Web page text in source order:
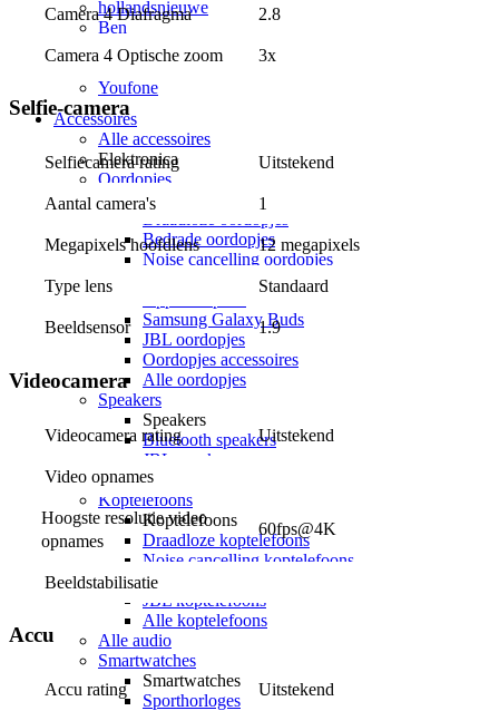
hollandsnieuwe
Ben
Lebara
50+ Mobiel
Youfone
Accessoires
Alle accessoires
Elektronica
Oordopjes
Oordopjes
Bedrade oordopjes
Noise cancelling oordopjes
Samsung Galaxy Buds
JBL oordopjes
Oordopjes accessoires
Alle oordopjes
Speakers
Speakers
Bluetooth speakers
JBL speakers
Alle speakers
Koptelefoons
Koptelefoons
Draadloze koptelefoons
Noise cancelling koptelefoons
Apple Airpods Max
JBL koptelefoons
Alle koptelefoons
Alle audio
Smartwatches
Smartwatches
Sporthorloges
Camera 4 Diafragma 2.8
Camera 4 Optische zoom 3x
Selfie-camera
Selfiecamera rating Uitstekend
Aantal camera's 1
Megapixels hoofdlens 12 megapixels
Type lens Standaard
Beeldsensor 1.9
Videocamera
Videocamera rating Uitstekend
Video opnames
Hoogste resolutie video
opnames
60fps@4K
Beeldstabilisatie
Accu
Accu rating Uitstekend